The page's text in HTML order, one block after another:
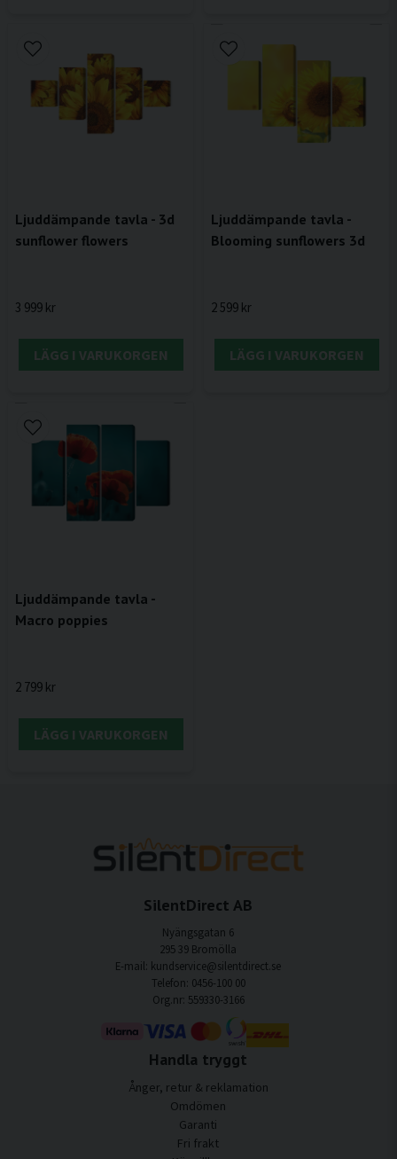
Ljuddämpande tavla - 3d
sunflower flowers
3 999 kr
LÄGG I VARUKORGEN
Ljuddämpande tavla -
Blooming sunflowers 3d
2 599 kr
LÄGG I VARUKORGEN
Ljuddämpande tavla -
Macro poppies
2 799 kr
LÄGG I VARUKORGEN
SilentDirect AB
Nyängsgatan 6
295 39 Bromölla
E-mail: kundservice@silentdirect.se
Telefon: 0456-100 00
Org.nr: 559330-3166
Handla tryggt
Ånger, retur & reklamation
Omdömen
Garanti
Fri frakt